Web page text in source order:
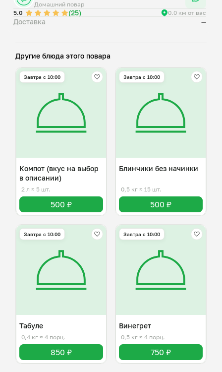
Домашний повар
5.0
(25) 0.0 км от вас
Доставка —
Другие блюда этого повара
Завтра c 10:00
Компот (вкус на выбор
в описании)
2 л ≈ 5 шт.
500 ₽
Завтра c 10:00
Блинчики без начинки
0,5 кг ≈ 15 шт.
500 ₽
Завтра c 10:00
Табуле
0,4 кг ≈ 4 порц.
850 ₽
Завтра c 10:00
Винегрет
0,5 кг ≈ 4 порц.
750 ₽